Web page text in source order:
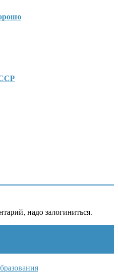
надо залогиниться.